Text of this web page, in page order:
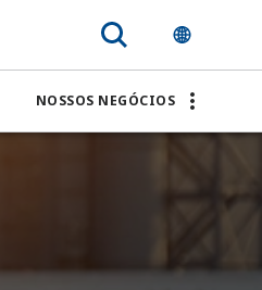
NOSSOS NEGÓCIOS